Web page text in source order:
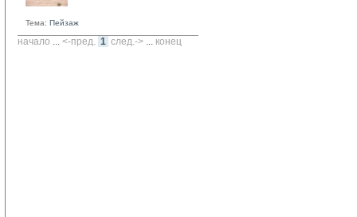
Тема: Пейзаж
начало ... <-пред. 1 след.-> ... конец